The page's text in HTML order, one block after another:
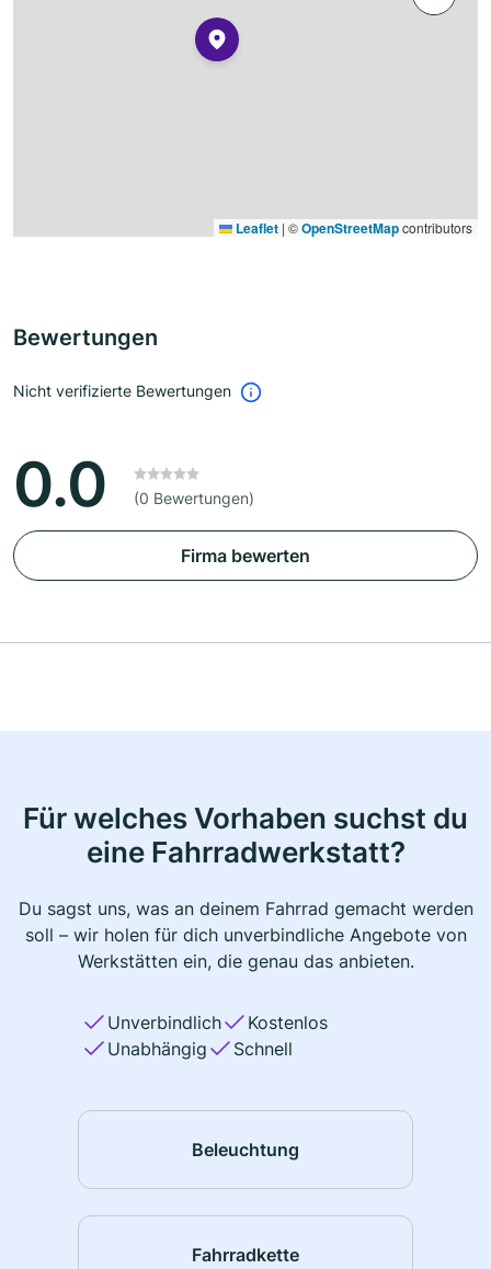
Leaflet | ©OpenStreetMapcontributors
Bewertungen
Nicht verifizierte Bewertungen
0.0 (0 Bewertungen)
Firma bewerten
Für welches Vorhaben suchst du
eine Fahrradwerkstatt?
Du sagst uns, was an deinem Fahrrad gemacht werden
soll – wir holen für dich unverbindliche Angebote von
Werkstätten ein, die genau das anbieten.
Unverbindlich
Kostenlos
Unabhängig
Schnell
Beleuchtung
Fahrradkette